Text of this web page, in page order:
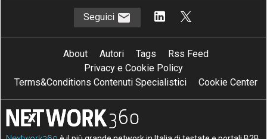
Seguici
About Autori Tags
Rss Feed
Privacy e Cookie Policy
Terms&Conditions Contenuti Specialistici
Cookie Center